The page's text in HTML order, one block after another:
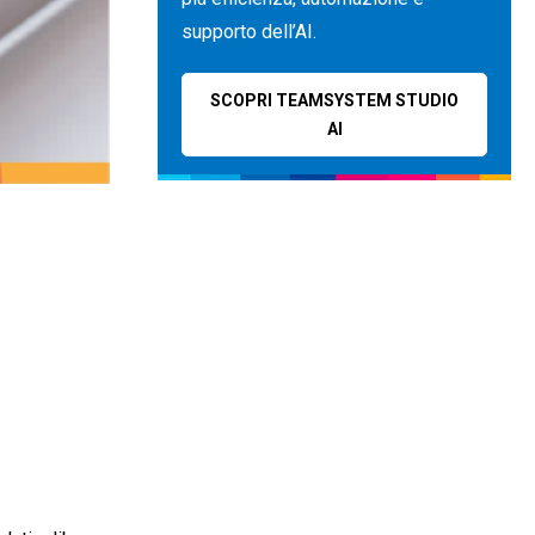
supporto dell’AI.
SCOPRI TEAMSYSTEM STUDIO
AI